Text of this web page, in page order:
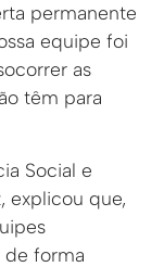
permanente
equipe foi
as
têm para
Social e
explicou que,
de forma